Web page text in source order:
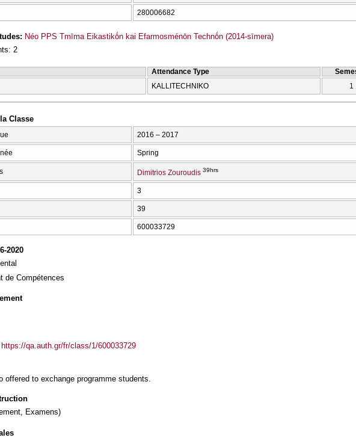
280006682
Néo PPS Tmīma Eikastikṓn kai Efarmosménōn Technṓn (2014-sīmera)
2
Attendance Type
KALLITECΗNIKO 1
Classe
2016 – 2017
Spring
Dimitrios Zouroudis 39hrs
3
39
600033729
2020
de Compétences
https://qa.auth.gr/fr/class/1/600033729
offered to exchange programme students.
Examens)